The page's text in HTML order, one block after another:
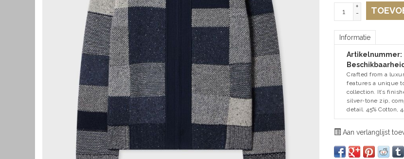
+
-
Informatie
Artikelnummer:
Crafted from a
features a unique
collection. It’s
silver-tone zip,
detail. 45% Cotton,
Aan verlanglijst